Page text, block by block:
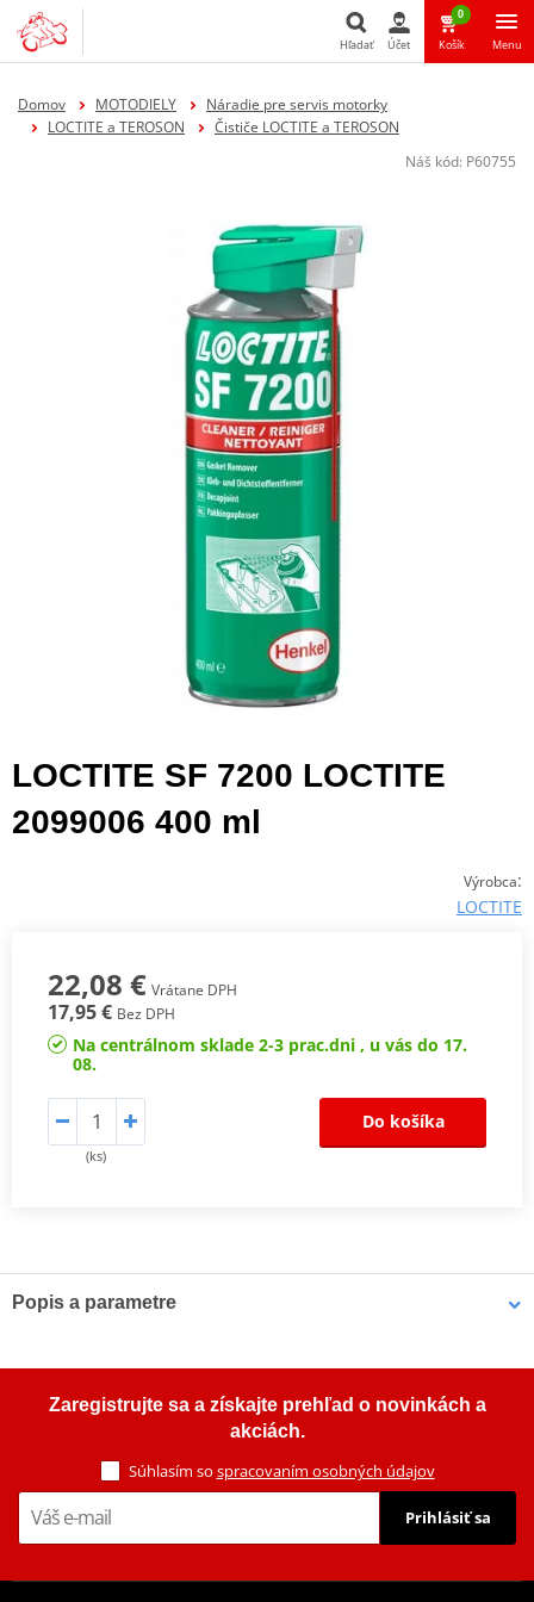
Hľadať Účet
0
Košík Menu
Domov MOTODIELY
Náradie pre servis motorky
LOCTITE a TEROSON
Čističe LOCTITE a TEROSON
Náš kód: P60755
LOCTITE SF 7200 LOCTITE
2099006 400 ml
Výrobca:
LOCTITE
22,08 € Vrátane DPH
17,95 € Bez DPH
Na centrálnom sklade 2-3 prac.dni , u vás do 17.
08.
(ks)
Do košíka
Popis a parametre
nanesen, vytváří produkt na těsnění pěně podobnou vrstvu,
která zabraňuje stečení z nanesené oblasti. Proto umožňuje
působit tak dlouho, jak je potřeba. Typické aplikace zahrnují
odstraňování všech typů chemických těsnění z kovových
přírub. Je zejména vhodný pro hliníkové a jiné příruby z
Zaregistrujte sa a získajte prehľad o novinkách a
akciách.
Súhlasím so spracovaním osobných údajov
Prihlásiť sa